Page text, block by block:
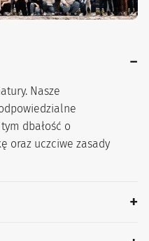
Nasze
dbałość o
oraz uczciwe zasady